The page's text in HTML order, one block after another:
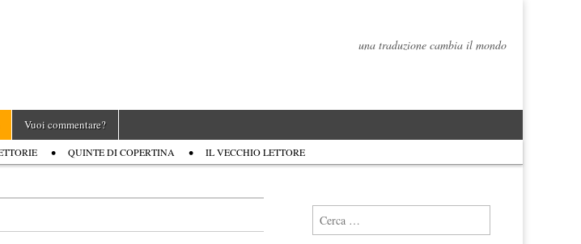
una traduzione cambia il mondo
Vuoi commentare?
QUINTE DI COPERTINA IL VECCHIO LETTORE
Ricerca per: